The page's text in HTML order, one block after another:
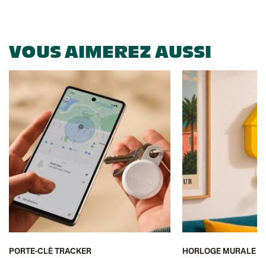
VOUS AIMEREZ AUSSI
PORTE-CLÉ TRACKER
HORLOGE MURALE